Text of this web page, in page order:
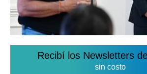
Recibí los Newsletters
sin costo